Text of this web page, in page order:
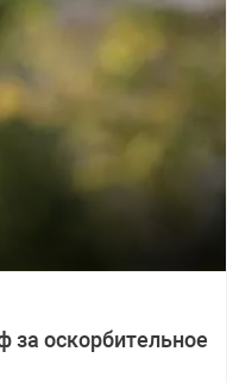
за оскорбительное